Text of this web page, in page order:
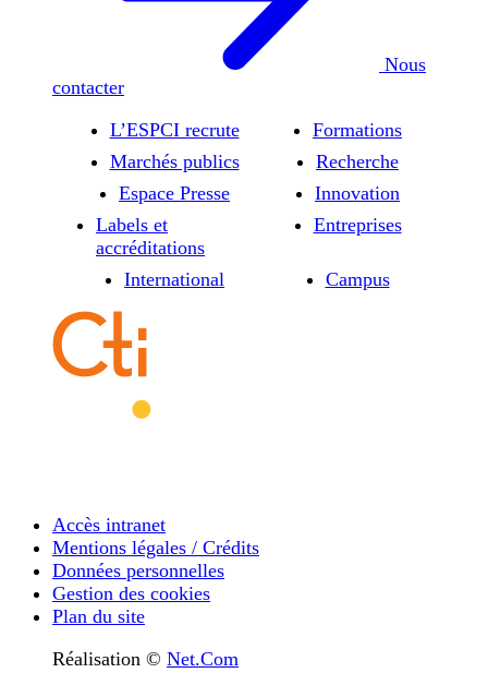
Nous
contacter
L’ESPCI recrute
Formations
Marchés publics
Recherche
Espace Presse
Innovation
Labels et
accréditations
Entreprises
International Campus
Accès intranet
Mentions légales / Crédits
Données personnelles
Gestion des cookies
Plan du site
Réalisation © Net.Com